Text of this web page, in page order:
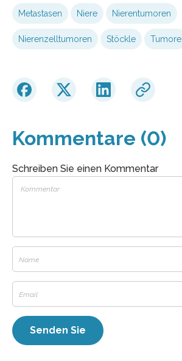
Metastasen Niere Nierentumoren
Nierenzelltumoren Stöckle Tumore
Kommentare (0)
Schreiben Sie einen Kommentar